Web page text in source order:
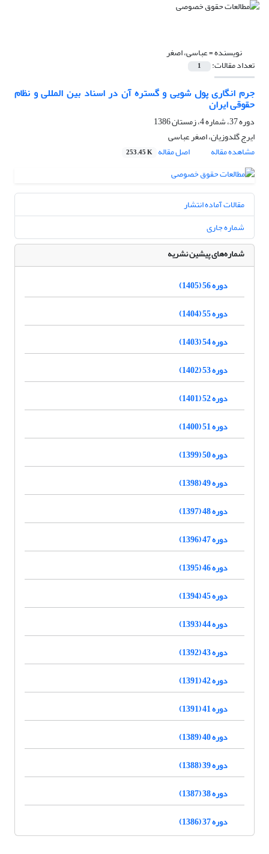
نویسنده =عباسی، اصغر
تعداد مقالات: 1
جرم انگاری پول شویی و گستره آن در اسناد بین المللی و نظام
حقوقی ایران
دوره 37، شماره 4، زمستان 1386
ایرج گلدوزیان، اصغر عباسی
مشاهده مقاله
اصل مقاله 253.45 K
مقالات آماده انتشار
شماره جاری
شماره‌های پیشین نشریه
دوره 56 (1405)
دوره 55 (1404)
دوره 54 (1403)
دوره 53 (1402)
دوره 52 (1401)
دوره 51 (1400)
دوره 50 (1399)
دوره 49 (1398)
دوره 48 (1397)
دوره 47 (1396)
دوره 46 (1395)
دوره 45 (1394)
دوره 44 (1393)
دوره 43 (1392)
دوره 42 (1391)
دوره 41 (1391)
دوره 40 (1389)
دوره 39 (1388)
دوره 38 (1387)
دوره 37 (1386)